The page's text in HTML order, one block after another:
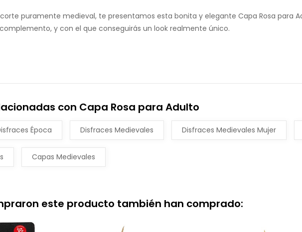
puramente medieval, te presentamos esta bonita y elegante Capa Rosa para
y con el que conseguirás un look realmente único.
con Capa Rosa para Adulto
Época Disfraces Medievales Disfraces Medievales Mujer
Capas Medievales
este producto también han comprado: